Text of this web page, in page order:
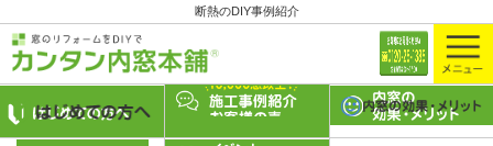
断熱のDIY事例紹介